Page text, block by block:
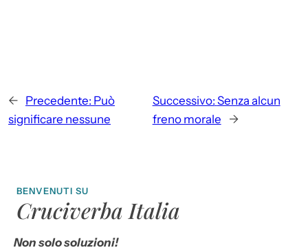
← Precedente: Può
significare nessune
Successivo: Senza alcun
freno morale
→
BENVENUTI SU
Cruciverba Italia
Non solo soluzioni!